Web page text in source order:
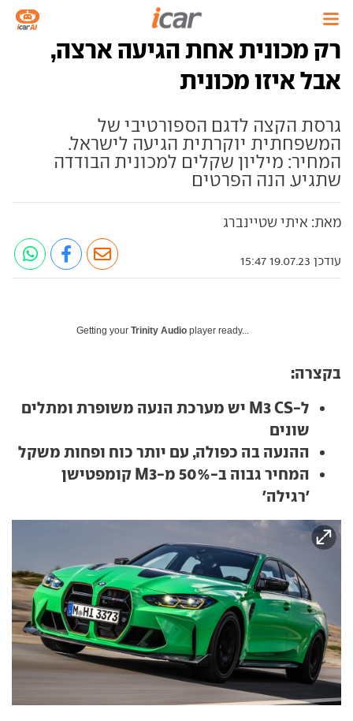
רק מכונית אחת הגיעה ארצה,
אבל איזו מכונית
גרסת הקצה לדגם הספורטיבי של
המשפחתית יוקרתית הגיעה לישראל.
המחיר: מיליון שקלים למכונית הבודדה
שתגיע. הנה הפרטים
מאת: איתי שטיינברג
עודכן 19.07.23 15:47
Getting your Trinity Audio player ready...
בקצרה:
ל-M3 CS יש מערכת הנעה משופרת ומתלים
שונים
ההנעה בה כפולה, עם יותר כוח ופחות משקל
המחיר גבוה ב-50% מ-M3 קומפטישן
'רגילה'